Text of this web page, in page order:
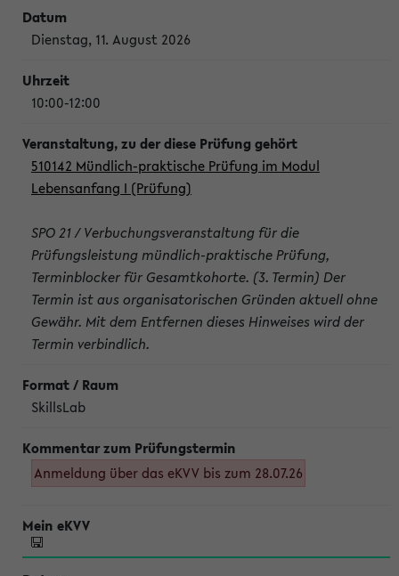
Dienstag, 11. August 2026
10:00-12:00
510142 Mündlich-praktische Prüfung im Modul
Lebensanfang I (Prüfung)
SPO 21 / Verbuchungsveranstaltung für die
Prüfungsleistung mündlich-praktische Prüfung,
Terminblocker für Gesamtkohorte. (3. Termin) Der
Termin ist aus organisatorischen Gründen aktuell ohne
Gewähr. Mit dem Entfernen dieses Hinweises wird der
Termin verbindlich.
SkillsLab
Anmeldung über das eKVV bis zum 28.07.26